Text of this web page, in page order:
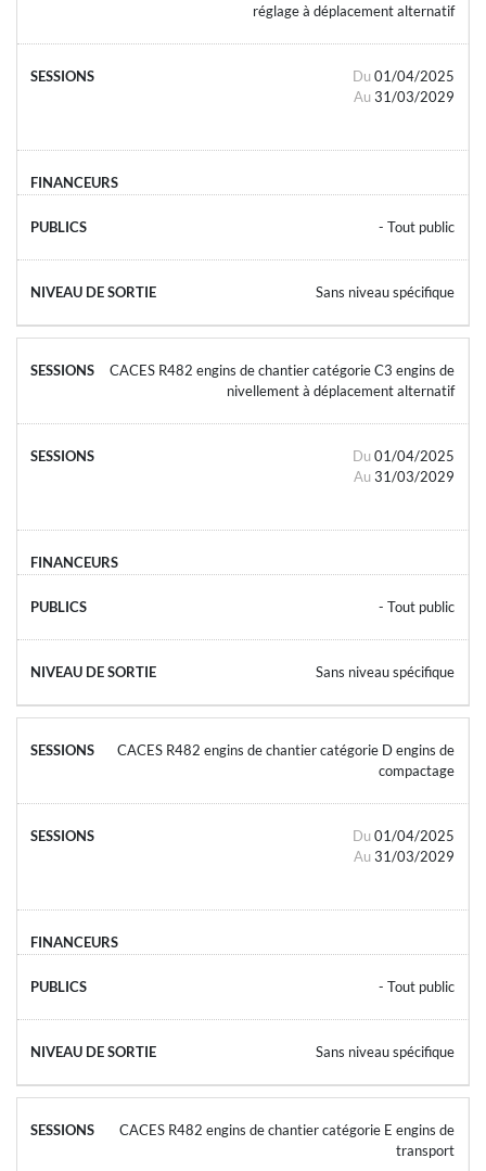
réglage à déplacement alternatif
Du 01/04/2025
Au 31/03/2029
- Tout public
Sans niveau spécifique
CACES R482 engins de chantier catégorie C3 engins de
nivellement à déplacement alternatif
Du 01/04/2025
Au 31/03/2029
- Tout public
Sans niveau spécifique
CACES R482 engins de chantier catégorie D engins de
compactage
Du 01/04/2025
Au 31/03/2029
- Tout public
Sans niveau spécifique
CACES R482 engins de chantier catégorie E engins de
transport